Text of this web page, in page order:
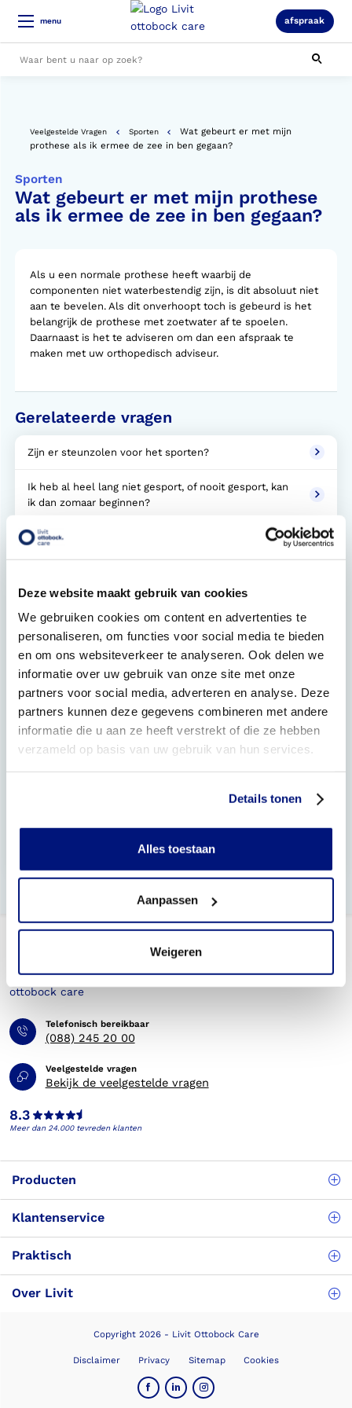
Deze website maakt gebruik van cookies
We gebruiken cookies om content en advertenties te
personaliseren, om functies voor social media te bieden
en om ons websiteverkeer te analyseren. Ook delen we
informatie over uw gebruik van onze site met onze
partners voor social media, adverteren en analyse. Deze
partners kunnen deze gegevens combineren met andere
informatie die u aan ze heeft verstrekt of die ze hebben
verzameld op basis van uw gebruik van hun services.
Details tonen
Alles toestaan
Aanpassen
Weigeren
menu afspraak
Veelgestelde Vragen Sporten
Wat gebeurt er met mijn
prothese als ik ermee de zee in ben gegaan?
Sporten
Wat gebeurt er met mijn prothese
als ik ermee de zee in ben gegaan?
Als u een normale prothese heeft waarbij de
componenten niet waterbestendig zijn, is dit absoluut niet
aan te bevelen. Als dit onverhoopt toch is gebeurd is het
belangrijk de prothese met zoetwater af te spoelen.
Daarnaast is het te adviseren om dan een afspraak te
maken met uw orthopedisch adviseur.
Gerelateerde vragen
Zijn er steunzolen voor het sporten?
Ik heb al heel lang niet gesport, of nooit gesport, kan
ik dan zomaar beginnen?
Kan ik met mijn huidige orthopedische voorziening
Hoeveel kost een sportvoorziening?
Krijg ik een sportvoorziening vergoed?
Bij welke sportvereniging kan ik terecht?
Heb ik altijd een extra voorziening nodig om te
sporten?
sporten?
Is het mogelijk een zwembad enkel voet orthese
Telefonisch bereikbaar
(088) 245 20 00
Veelgestelde vragen
Bekijk de veelgestelde vragen
8.3
Meer dan 24.000 tevreden klanten
Producten
Klantenservice
Praktisch
Over Livit
Copyright 2026 - Livit Ottobock Care
Disclaimer Privacy Sitemap Cookies